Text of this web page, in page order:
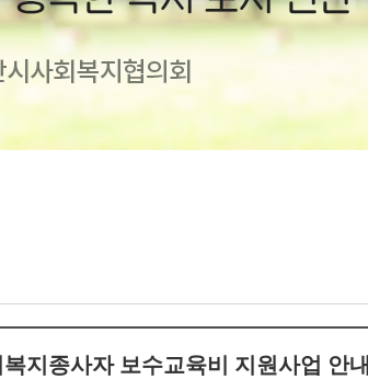
지종사자 보수교육비 지원사업 안내